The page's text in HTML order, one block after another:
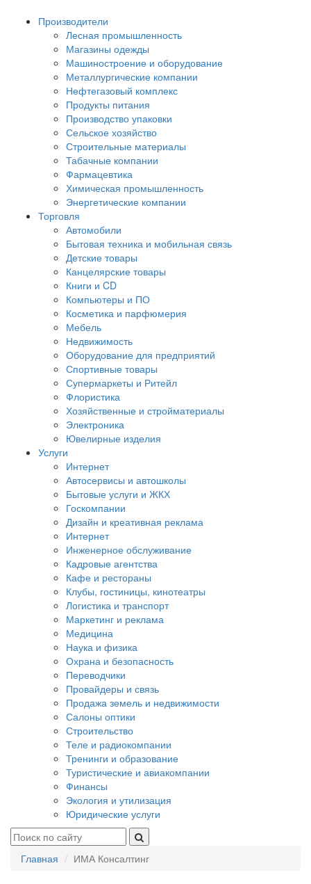
Производители
Лесная промышленность
Магазины одежды
Машиностроение и оборудование
Металлургические компании
Нефтегазовый комплекс
Продукты питания
Производство упаковки
Сельское хозяйство
Строительные материалы
Табачные компании
Фармацевтика
Химическая промышленность
Энергетические компании
Торговля
Автомобили
Бытовая техника и мобильная связь
Детские товары
Канцелярские товары
Книги и CD
Компьютеры и ПО
Косметика и парфюмерия
Мебель
Недвижимость
Оборудование для предприятий
Спортивные товары
Супермаркеты и Ритейл
Флористика
Хозяйственные и стройматериалы
Электроника
Ювелирные изделия
Услуги
Интернет
Автосервисы и автошколы
Бытовые услуги и ЖКХ
Госкомпании
Дизайн и креативная реклама
Интернет
Инженерное обслуживание
Кадровые агентства
Кафе и рестораны
Клубы, гостиницы, кинотеатры
Логистика и транспорт
Маркетинг и реклама
Медицина
Наука и физика
Охрана и безопасность
Переводчики
Провайдеры и связь
Продажа земель и недвижимости
Салоны оптики
Строительство
Теле и радиокомпании
Тренинги и образование
Туристические и авиакомпании
Финансы
Экология и утилизация
Юридические услуги
Главная ИМА Консалтинг